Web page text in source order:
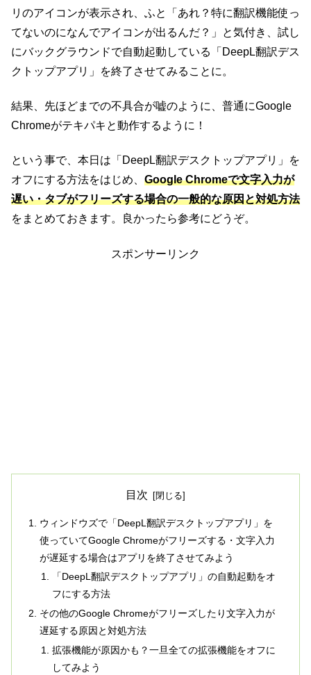
リのアイコンが表示され、ふと「あれ？特に翻訳機能使っ
てないのになんでアイコンが出るんだ？」と気付き、試し
にバックグラウンドで自動起動している「DeepL翻訳デス
クトップアプリ」を終了させてみることに。
結果、先ほどまでの不具合が嘘のように、普通にGoogle
Chromeがテキパキと動作するように！
という事で、本日は「DeepL翻訳デスクトップアプリ」を
オフにする方法をはじめ、 Google Chromeで文字入力が
遅い・タブがフリーズする場合の一般的な原因と対処方法
をまとめておきます。良かったら参考にどうぞ。
スポンサーリンク
目次
ウィンドウズで「DeepL翻訳デスクトップアプリ」を
使っていてGoogle Chromeがフリーズする・文字入力
が遅延する場合はアプリを終了させてみよう
「DeepL翻訳デスクトップアプリ」の自動起動をオ
フにする方法
その他のGoogle Chromeがフリーズしたり文字入力が
遅延する原因と対処方法
拡張機能が原因かも？一旦全ての拡張機能をオフに
してみよう